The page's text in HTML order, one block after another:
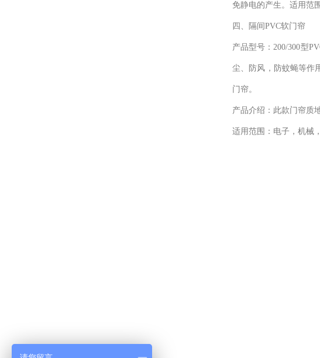
免静电的产生。适用范
四、隔间PVC软门帘
产品型号：200/300型
尘、防风，防蚊蝇等作
门帘。
产品介绍：此款门帘质
适用范围：电子，机械